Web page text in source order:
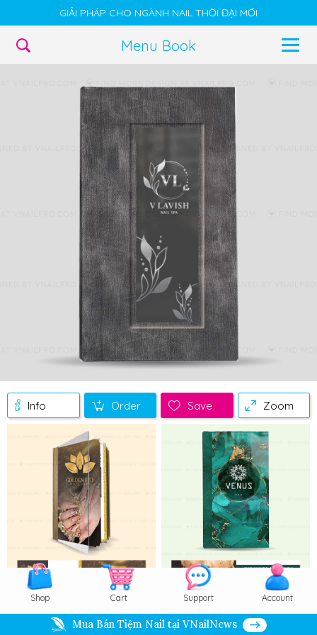
GIẢI PHÁP CHO NGÀNH NAIL THỜI ĐẠI MỚI
Menu Book
Info Order Save Zoom
Shop Cart Support Account
Mua Bán Tiệm Nail tại VNailNews